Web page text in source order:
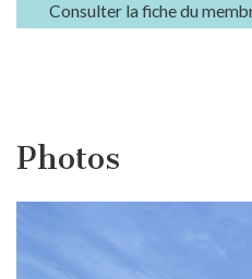
Consulter la fiche du
Photos